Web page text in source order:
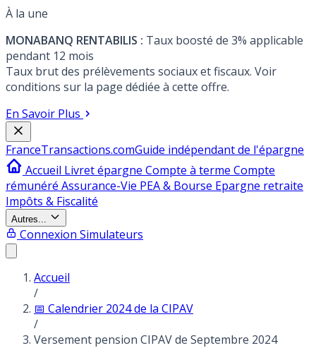
À la une
MONABANQ RENTABILIS : Taux boosté de 3% applicable
pendant 12 mois
Taux brut des prélèvements sociaux et fiscaux. Voir
conditions sur la page dédiée à cette offre.
En Savoir Plus
FranceTransactions.comGuide indépendant de l'épargne
Accueil Livret épargne Compte à terme Compte
rémunéré Assurance-Vie PEA & Bourse Epargne retraite
Impôts & Fiscalité
Autres...
Connexion Simulateurs
Accueil
/
📅 Calendrier 2024 de la CIPAV
/
Versement pension CIPAV de Septembre 2024